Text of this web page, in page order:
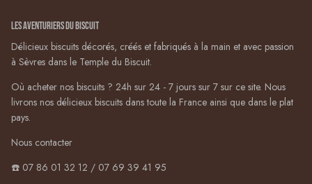
Les Aventuriers du Biscuit
Délicieux biscuits décorés, créés et fabriqués à la main et avec passion
à Sèvres dans le Temple du Biscuit.
Où acheter nos biscuits ? 24h sur 24 - 7 jours sur 7 sur ce site. Nous
livrons nos délicieux biscuits dans toute la France ainsi que dans le plat
pays.
Nous contacter
☎️ 07 86 01 32 12 / 07 69 39 41 95